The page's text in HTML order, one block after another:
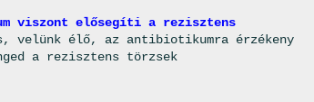
viszont elősegíti a rezisztens
velünk élő, az antibiotikumra érzékeny
a rezisztens törzsek